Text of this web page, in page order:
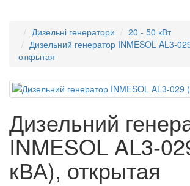
Дизельні генератори
20 - 50 кВт
Дизельний генератор INMESOL AL3-
открытая
Дизельний
INMESOL AL3-
кВА), открытая